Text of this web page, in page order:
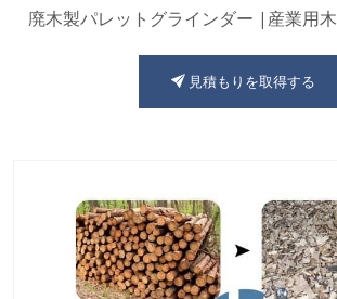
廃木製パレットグラインダー |産業用
見積もりを取得する